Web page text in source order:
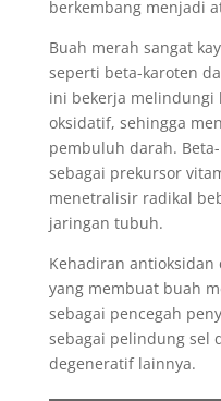
berkembang menjadi
Buah merah sangat
seperti beta-karoten
ini bekerja melindungi
oksidatif, sehingga
pembuluh darah.
sebagai prekursor
menetralisir radikal
jaringan tubuh.
Kehadiran
yang membuat buah
sebagai pencegah
sebagai pelindung sel
degeneratif lainnya.